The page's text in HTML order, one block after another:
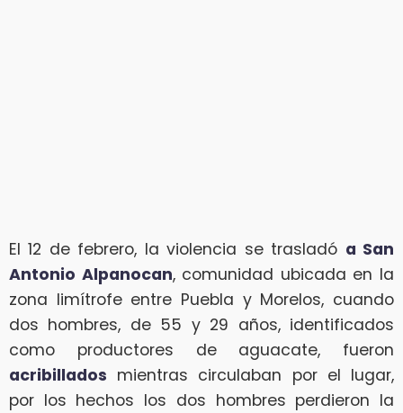
El 12 de febrero, la violencia se trasladó a San
Antonio Alpanocan, comunidad ubicada en la
zona limítrofe entre Puebla y Morelos, cuando
dos hombres, de 55 y 29 años, identificados
como productores de aguacate, fueron
acribillados mientras circulaban por el lugar,
por los hechos los dos hombres perdieron la